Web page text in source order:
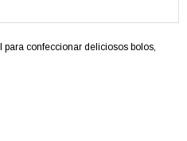
confeccionar deliciosos bolos,